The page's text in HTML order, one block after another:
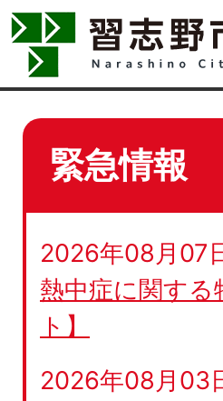
緊急情報
2026年08月07
熱中症に関する
ト】
2026年08月03